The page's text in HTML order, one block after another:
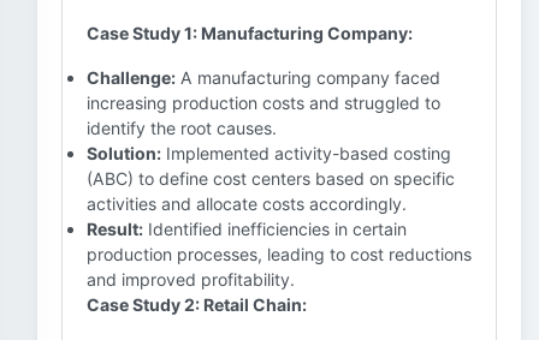
Case Study 1: Manufacturing Company:
Challenge: A manufacturing company faced
increasing production costs and struggled to
identify the root causes.
Solution: Implemented activity-based costing
(ABC) to define cost centers based on specific
activities and allocate costs accordingly.
Result: Identified inefficiencies in certain
production processes, leading to cost reductions
and improved profitability.
Case Study 2: Retail Chain: